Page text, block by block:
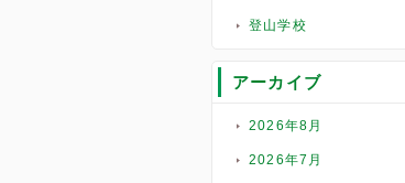
登山学校
アーカイブ
2026年8月
2026年7月